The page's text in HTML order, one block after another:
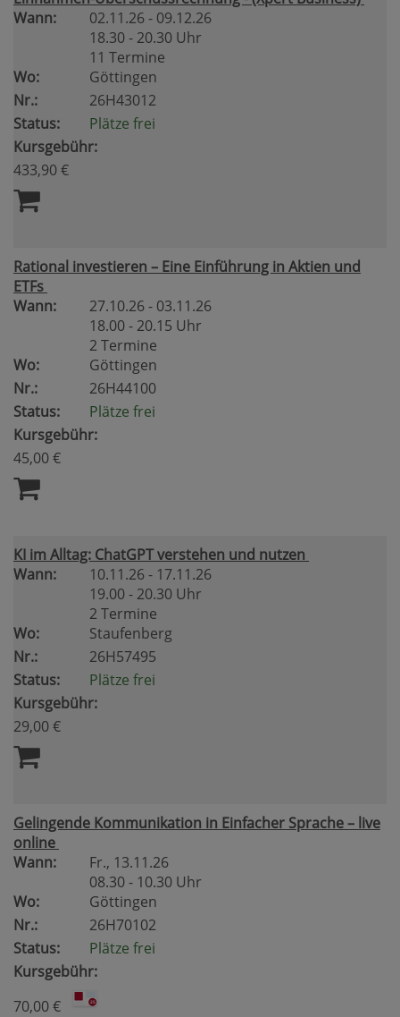
Wann:
02.11.26 - 09.12.26
18.30 - 20.30 Uhr
11 Termine
Wo:
Göttingen
Nr.:
26H43012
Status:
Plätze frei
Kursgebühr:
433,90 €
Rational investieren – Eine Einführung in Aktien und
ETFs
Wann:
27.10.26 - 03.11.26
18.00 - 20.15 Uhr
2 Termine
Wo:
Göttingen
Nr.:
26H44100
Status:
Plätze frei
Kursgebühr:
45,00 €
KI im Alltag: ChatGPT verstehen und nutzen
Wann:
10.11.26 - 17.11.26
19.00 - 20.30 Uhr
2 Termine
Wo:
Staufenberg
Nr.:
26H57495
Status:
Plätze frei
Kursgebühr:
29,00 €
Gelingende Kommunikation in Einfacher Sprache – live
online
Wann:
Fr., 13.11.26
08.30 - 10.30 Uhr
Wo:
Göttingen
Nr.:
26H70102
Status:
Plätze frei
Kursgebühr:
70,00 €